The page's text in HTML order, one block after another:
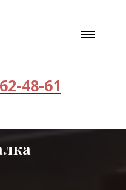
48-61